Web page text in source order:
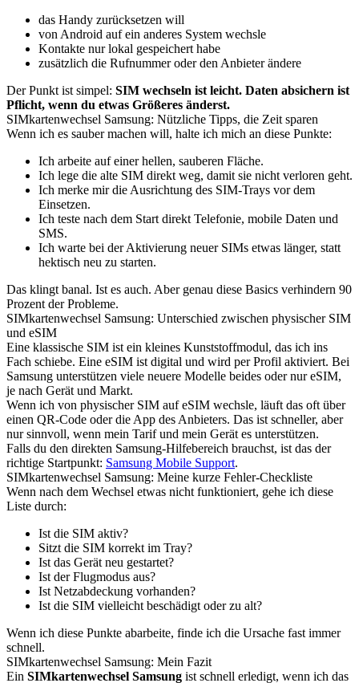
das Handy zurücksetzen will
von Android auf ein anderes System wechsle
Kontakte nur lokal gespeichert habe
zusätzlich die Rufnummer oder den Anbieter ändere
Der Punkt ist simpel: SIM wechseln ist leicht. Daten absichern ist
Pflicht, wenn du etwas Größeres änderst.
SIMkartenwechsel Samsung: Nützliche Tipps, die Zeit sparen
Wenn ich es sauber machen will, halte ich mich an diese Punkte:
Ich arbeite auf einer hellen, sauberen Fläche.
Ich lege die alte SIM direkt weg, damit sie nicht verloren geht.
Ich merke mir die Ausrichtung des SIM-Trays vor dem
Einsetzen.
Ich teste nach dem Start direkt Telefonie, mobile Daten und
SMS.
Ich warte bei der Aktivierung neuer SIMs etwas länger, statt
hektisch neu zu starten.
Das klingt banal. Ist es auch. Aber genau diese Basics verhindern 90
Prozent der Probleme.
SIMkartenwechsel Samsung: Unterschied zwischen physischer SIM
und eSIM
Eine klassische SIM ist ein kleines Kunststoffmodul, das ich ins
Fach schiebe. Eine eSIM ist digital und wird per Profil aktiviert. Bei
Samsung unterstützen viele neuere Modelle beides oder nur eSIM,
je nach Gerät und Markt.
Wenn ich von physischer SIM auf eSIM wechsle, läuft das oft über
einen QR-Code oder die App des Anbieters. Das ist schneller, aber
nur sinnvoll, wenn mein Tarif und mein Gerät es unterstützen.
Falls du den direkten Samsung-Hilfebereich brauchst, ist das der
richtige Startpunkt: Samsung Mobile Support.
SIMkartenwechsel Samsung: Meine kurze Fehler-Checkliste
Wenn nach dem Wechsel etwas nicht funktioniert, gehe ich diese
Liste durch:
Ist die SIM aktiv?
Sitzt die SIM korrekt im Tray?
Ist das Gerät neu gestartet?
Ist der Flugmodus aus?
Ist Netzabdeckung vorhanden?
Ist die SIM vielleicht beschädigt oder zu alt?
Wenn ich diese Punkte abarbeite, finde ich die Ursache fast immer
schnell.
SIMkartenwechsel Samsung: Mein Fazit
Ein SIMkartenwechsel Samsung ist schnell erledigt, wenn ich das